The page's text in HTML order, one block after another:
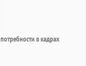
в кадрах